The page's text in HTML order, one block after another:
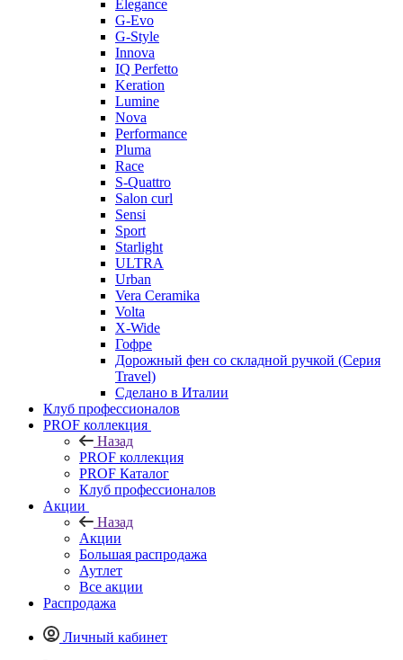
Elegance
G-Evo
G-Style
Innova
IQ Perfetto
Keration
Lumine
Nova
Performance
Pluma
Race
S-Quattro
Salon curl
Sensi
Sport
Starlight
ULTRA
Urban
Vera Ceramika
Volta
X-Wide
Гофре
Дорожный фен со складной ручкой (Серия
Travel)
Сделано в Италии
Клуб профессионалов
PROF коллекция
Назад
PROF коллекция
PROF Каталог
Клуб профессионалов
Акции
Назад
Акции
Большая распродажа
Аутлет
Все акции
Распродажа
Личный кабинет